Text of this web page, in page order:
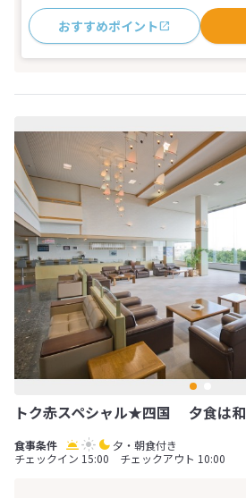
おすすめポイント
トク赤スペシャル★四国 夕食は
夕・朝食付き
チェックイン 15:00 チェックアウト 10:00